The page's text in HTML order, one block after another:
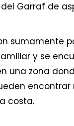
Garraf de
sumamente
y se
una zona
costa.